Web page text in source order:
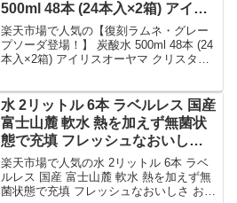
500ml 48本 (24本入×2箱) アイリ
スオーヤマ クリスタルスパーク
強炭酸水 ラムネ グレープソーダ
レモン フレーバー プレーン 天然
ーズ 炭酸 *｜価格・送料・ポイン
ト還元まとめ
楽天市場で人気の【復刻ラムネ・グレー
プソーダ登場！】 炭酸水 500ml 48本 (24
本入×2箱) アイリスオーヤマ クリスタル
糖 ペットボトル アイリスフーズ 炭酸 *を
徹底解説。子育ての店 ベビー・キッズか
ら2,080円で販売中（送料込み・ポイント
1倍）。実ユーザーレビュー1件・平均評
価5の商品情報・購入方法まとめ。
水 2リットル 6本 ラベルレス 国産
富士山麓 軟水 熱を加えず無菌状
態で充填 フレッシュなおいしさ
お水 ミネラルウォーター 天然水
みず ペットボトル 分別がラク 防
災 備蓄 ストック まとめ買い 甲斐
楽天市場で人気の水 2リットル 6本 ラベ
ルレス 国産 富士山麓 軟水 熱を加えず無
菌状態で充填 フレッシュなおいしさ お水